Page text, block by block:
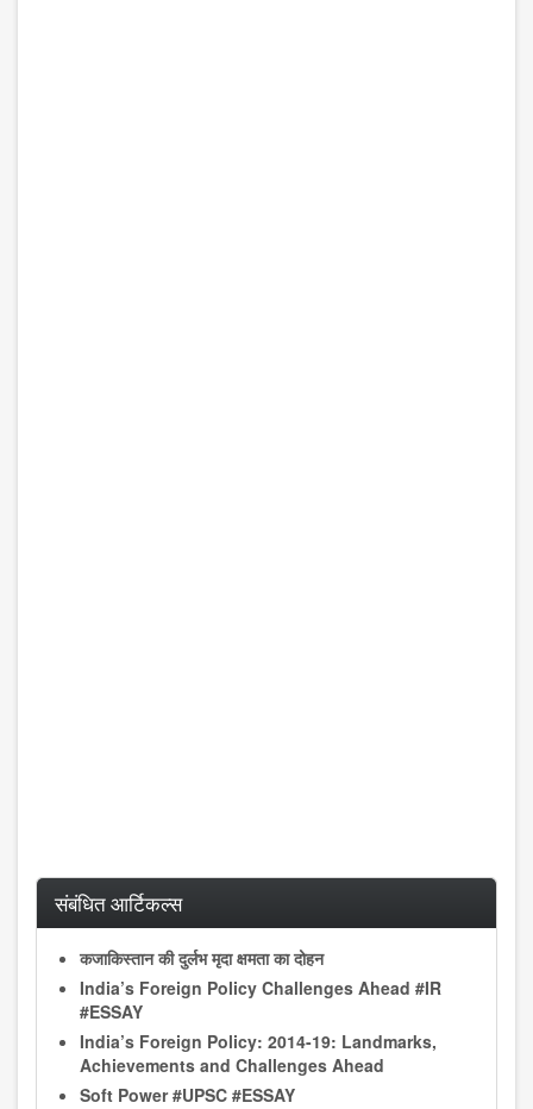
संबंधित आर्टिकल्स
कजाकिस्तान की दुर्लभ मृदा क्षमता का दोहन
India’s Foreign Policy Challenges Ahead #IR
#ESSAY
India’s Foreign Policy: 2014-19: Landmarks,
Achievements and Challenges Ahead
Soft Power #UPSC #ESSAY